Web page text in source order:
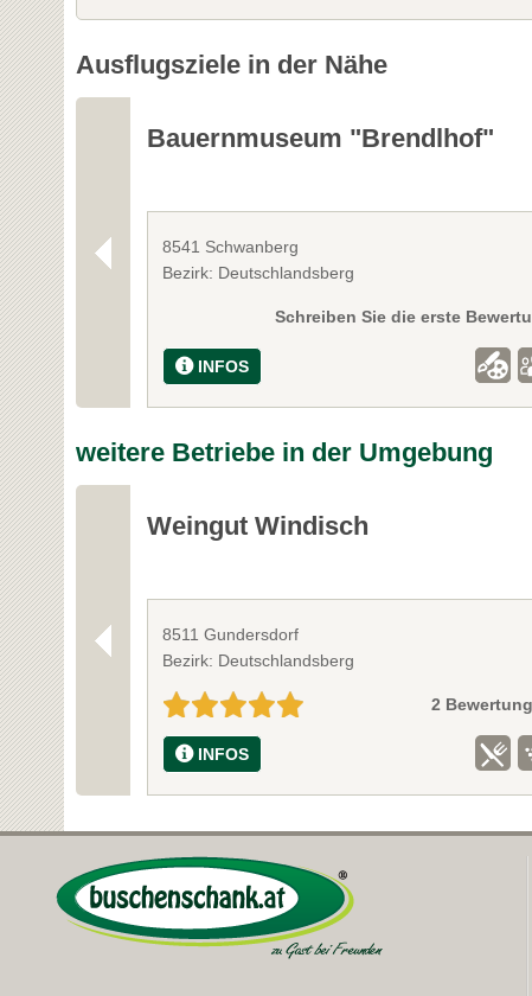
Ausflugsziele in der Nähe
Bauernmuseum "Brendlhof"
8541 Schwanberg
Bezirk: Deutschlandsberg
Schreiben Sie die erste
INFOS
weitere Betriebe in der Umgebung
Weingut Windisch
8511 Gundersdorf
Bezirk: Deutschlandsberg
2
INFOS